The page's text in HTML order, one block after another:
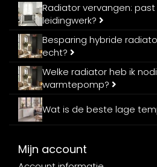
Radiator vervangen:
leidingwerk?
Besparing hybride
echt?
Welke radiator heb ik
warmtepomp?
Wat is de beste lage
Mijn account